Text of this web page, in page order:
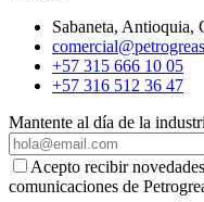
Sabaneta, Antioquia,
+57 315 666 10 05
+57 316 512 36 47
Mantente al día de la
Acepto recibir
comunicaciones de